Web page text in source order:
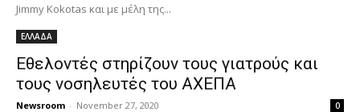
Jimmy Kokotas και με μέλη της...
ΕΛΛΑΔΑ
Εθελοντές στηρίζουν τους γιατρούς και
τους νοσηλευτές του ΑΧΕΠΑ
Newsroom - November 27, 2020 0